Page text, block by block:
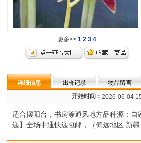
更多>> 1 2 3 4
详细信息 出价记录 物品留言
开始时间： 2026-06-04
适合摆阳台，书房等通风地方品种源：
递】全场中通快递包邮，（偏远地区:新